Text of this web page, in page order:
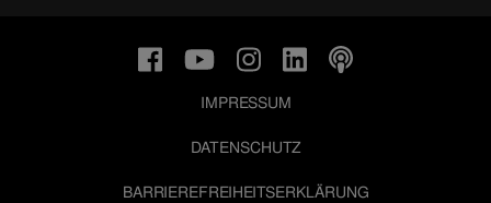
IMPRESSUM
DATENSCHUTZ
BARRIEREFREIHEITSERKLÄRUNG